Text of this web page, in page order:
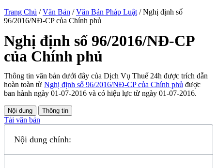
Trang Chủ /Văn Bản /Văn Bản Pháp Luật /Nghị định số
96/2016/NĐ-CP của Chính phủ
Nghị định số 96/2016/NĐ-CP
của Chính phủ
Thông tin văn bản dưới đây của Dịch Vụ Thuế 24h được trích dẫn
hoàn toàn từ Nghị định số 96/2016/NĐ-CP của Chính phủ được
ban hành ngày 01-07-2016 và có hiệu lực từ ngày 01-07-2016.
Nội dung Thông tin
Tải văn bản
Nội dung chính: